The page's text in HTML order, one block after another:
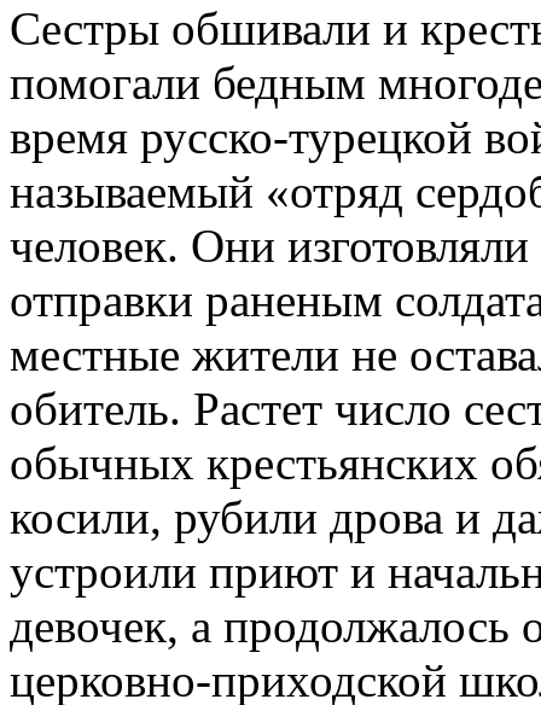
Сестры обшивали и
помогали бедным
время русско-турецкой
называемый «отряд
человек. Они
отправки раненым
местные жители не
обитель. Растет число
обычных крестьянских
косили, рубили дрова и
устроили приют и
девочек, а продолжалось
церковно-приходской